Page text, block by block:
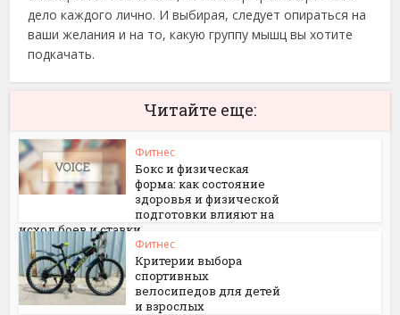
дело каждого лично. И выбирая, следует опираться на
ваши желания и на то, какую группу мышц вы хотите
подкачать.
Читайте еще:
Фитнес
Бокс и физическая
форма: как состояние
здоровья и физической
подготовки влияют на
исход боев и ставки
Фитнес
Критерии выбора
спортивных
велосипедов для детей
и взрослых